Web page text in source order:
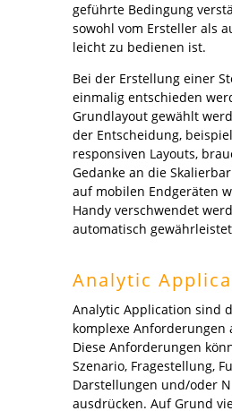
geführte Bedingung
sowohl vom Ersteller als
leicht zu bedienen ist.
Bei der Erstellung einer
einmalig entschieden
Grundlayout gewählt
der Entscheidung,
responsiven Layouts,
Gedanke an die
auf mobilen Endgeräten
Handy verschwendet
automatisch
Analytic
Analytic Application sind
komplexe Anforderungen
Diese Anforderungen
Szenario, Fragestellung,
Darstellungen und/oder
ausdrücken. Auf Grund